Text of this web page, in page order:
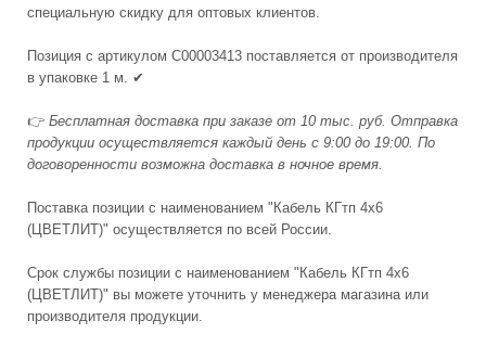
специальную скидку для оптовых клиентов.
Позиция с артикулом С00003413 поставляется от производителя
в упаковке 1 м. ✔
👉 Бесплатная доставка при заказе от 10 тыс. руб. Отправка
продукции осуществляется каждый день с 9:00 до 19:00. По
договоренности возможна доставка в ночное время.
Поставка позиции с наименованием "Кабель КГтп 4х6
(ЦВЕТЛИТ)" осуществляется по всей России.
Срок службы позиции с наименованием "Кабель КГтп 4х6
(ЦВЕТЛИТ)" вы можете уточнить у менеджера магазина или
производителя продукции.